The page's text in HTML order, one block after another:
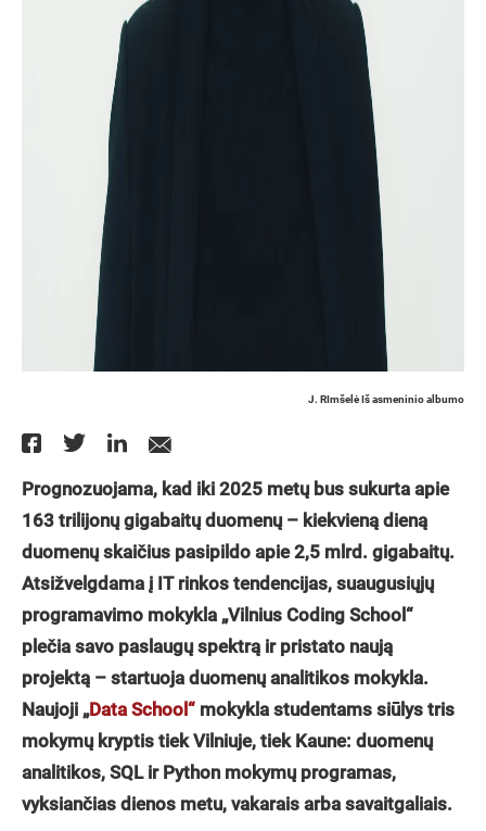
J. RImšelė Iš asmeninio albumo
Prognozuojama, kad iki 2025 metų bus sukurta apie
163 trilijonų gigabaitų duomenų – kiekvieną dieną
duomenų skaičius pasipildo apie 2,5 mlrd. gigabaitų.
Atsižvelgdama į IT rinkos tendencijas, suaugusiųjų
programavimo mokykla „Vilnius Coding School“
plečia savo paslaugų spektrą ir pristato naują
projektą – startuoja duomenų analitikos mokykla.
Naujoji „Data School“ mokykla studentams siūlys tris
mokymų kryptis tiek Vilniuje, tiek Kaune: duomenų
analitikos, SQL ir Python mokymų programas,
vyksiančias dienos metu, vakarais arba savaitgaliais.